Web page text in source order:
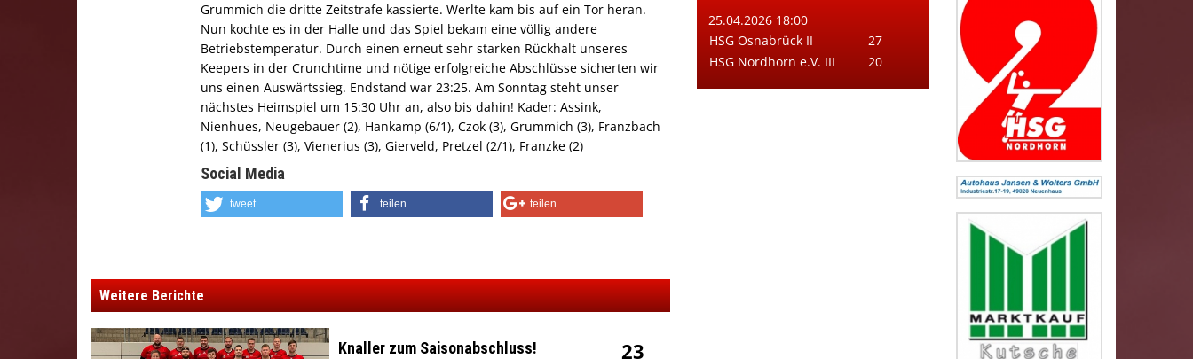
Grummich die dritte Zeitstrafe kassierte. Werlte kam bis auf ein Tor heran.
Nun kochte es in der Halle und das Spiel bekam eine völlig andere
Betriebstemperatur. Durch einen erneut sehr starken Rückhalt unseres
Keepers in der Crunchtime und nötige erfolgreiche Abschlüsse sicherten wir
uns einen Auswärtssieg. Endstand war 23:25. Am Sonntag steht unser
nächstes Heimspiel um 15:30 Uhr an, also bis dahin! Kader: Assink,
Nienhues, Neugebauer (2), Hankamp (6/1), Czok (3), Grummich (3), Franzbach
(1), Schüssler (3), Vienerius (3), Gierveld, Pretzel (2/1), Franzke (2)
Social Media
tweet teilen teilen
Weitere Berichte
Knaller zum Saisonabschluss! 23
25.04.2026 18:00
HSG Osnabrück II
27
HSG Nordhorn e.V. III
20